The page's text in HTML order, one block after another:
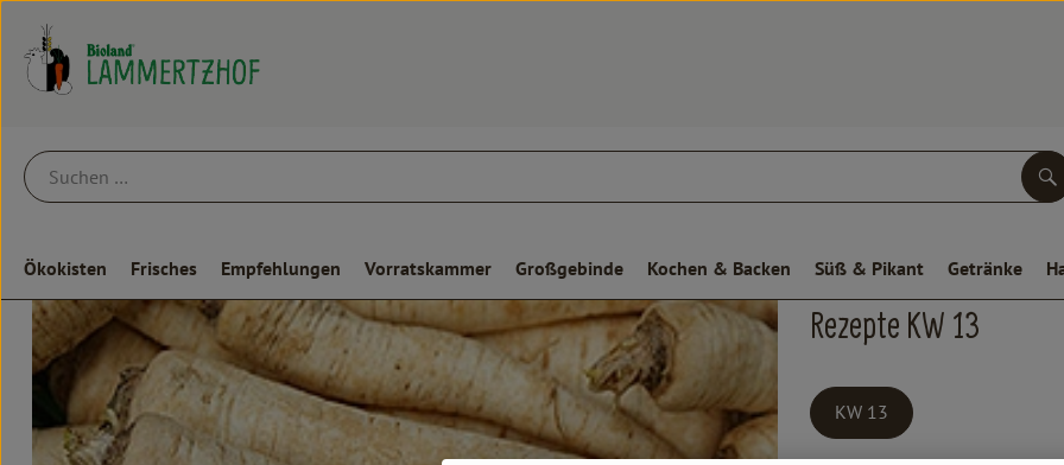
Ökokisten Frisches Empfehlungen Vorratskammer Großgebinde Kochen & Backen Süß & Pikant Getränke
Rezepte KW 13
KW 13